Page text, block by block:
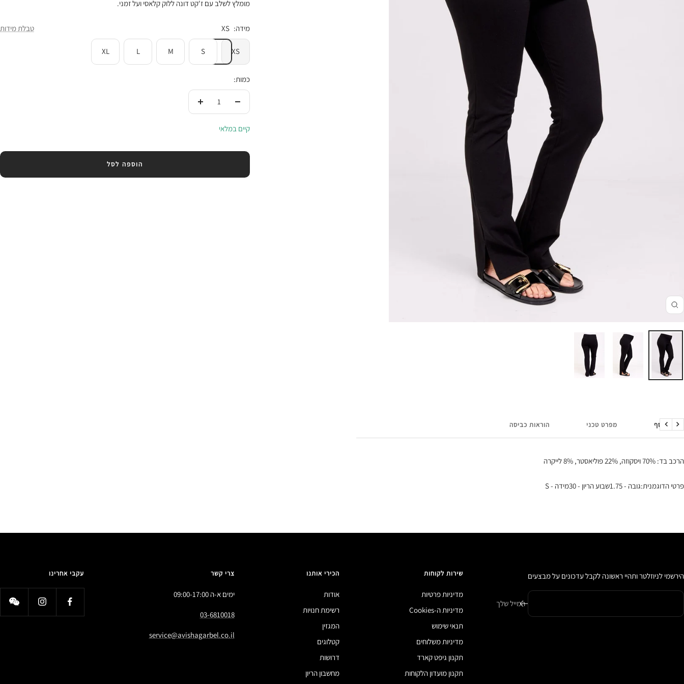
זום
מומלץ לשלב עם ז'קט דונה ללוק קלאסי ועל זמני.
מידה: XS טבלת מידות
XS
S
M
L
XL
כמות:
העלי
קיים במלאי
הוספה לסל
מידע נוסף מפרט טכני הוראות כביסה
הקודם
הבא
הרכב בד: 70% ויסקוזה, 22% פוליאסטר, 8% לייקרה
פרטי הדוגמנית:גובה - 1.75שבוע הריון - 30מידה - S
הירשמי לניוזלטר ותהיי ראשונה לקבל עדכונים על מבצעים
המייל שלך
שירות לקוחות
מדיניות פרטיות
מדיניות ה-Cookies
תנאי שימוש
מדיניות משלוחים
תקנון גיפט קארד
תקנון מועדון הלקוחות
הכירי אותנו
אודות
רשימת חנויות
המגזין
קטלוגים
דרושות
מחשבון הריון
צרי קשר
ימים א-ה 09:00-17:00
03-6810018
service@avishagarbel.co.il
עקבי אחרינו